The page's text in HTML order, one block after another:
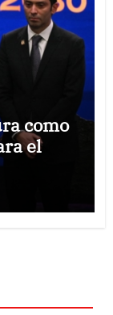
como
el